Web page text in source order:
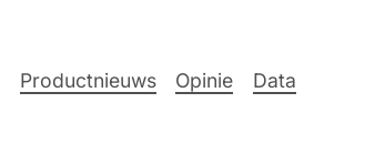
Productnieuws Opinie
Data